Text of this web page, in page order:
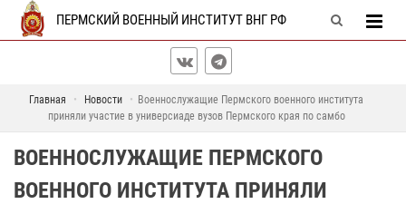
ПЕРМСКИЙ ВОЕННЫЙ ИНСТИТУТ ВНГ РФ
Главная Новости
Военнослужащие Пермского военного института
приняли участие в универсиаде вузов Пермского края по самбо
ВОЕННОСЛУЖАЩИЕ ПЕРМСКОГО
ВОЕННОГО ИНСТИТУТА ПРИНЯЛИ